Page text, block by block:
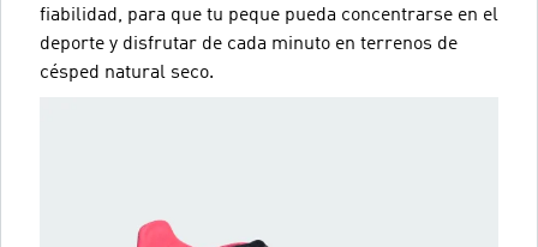
fiabilidad, para que tu peque pueda concentrarse en el
deporte y disfrutar de cada minuto en terrenos de
césped natural seco.